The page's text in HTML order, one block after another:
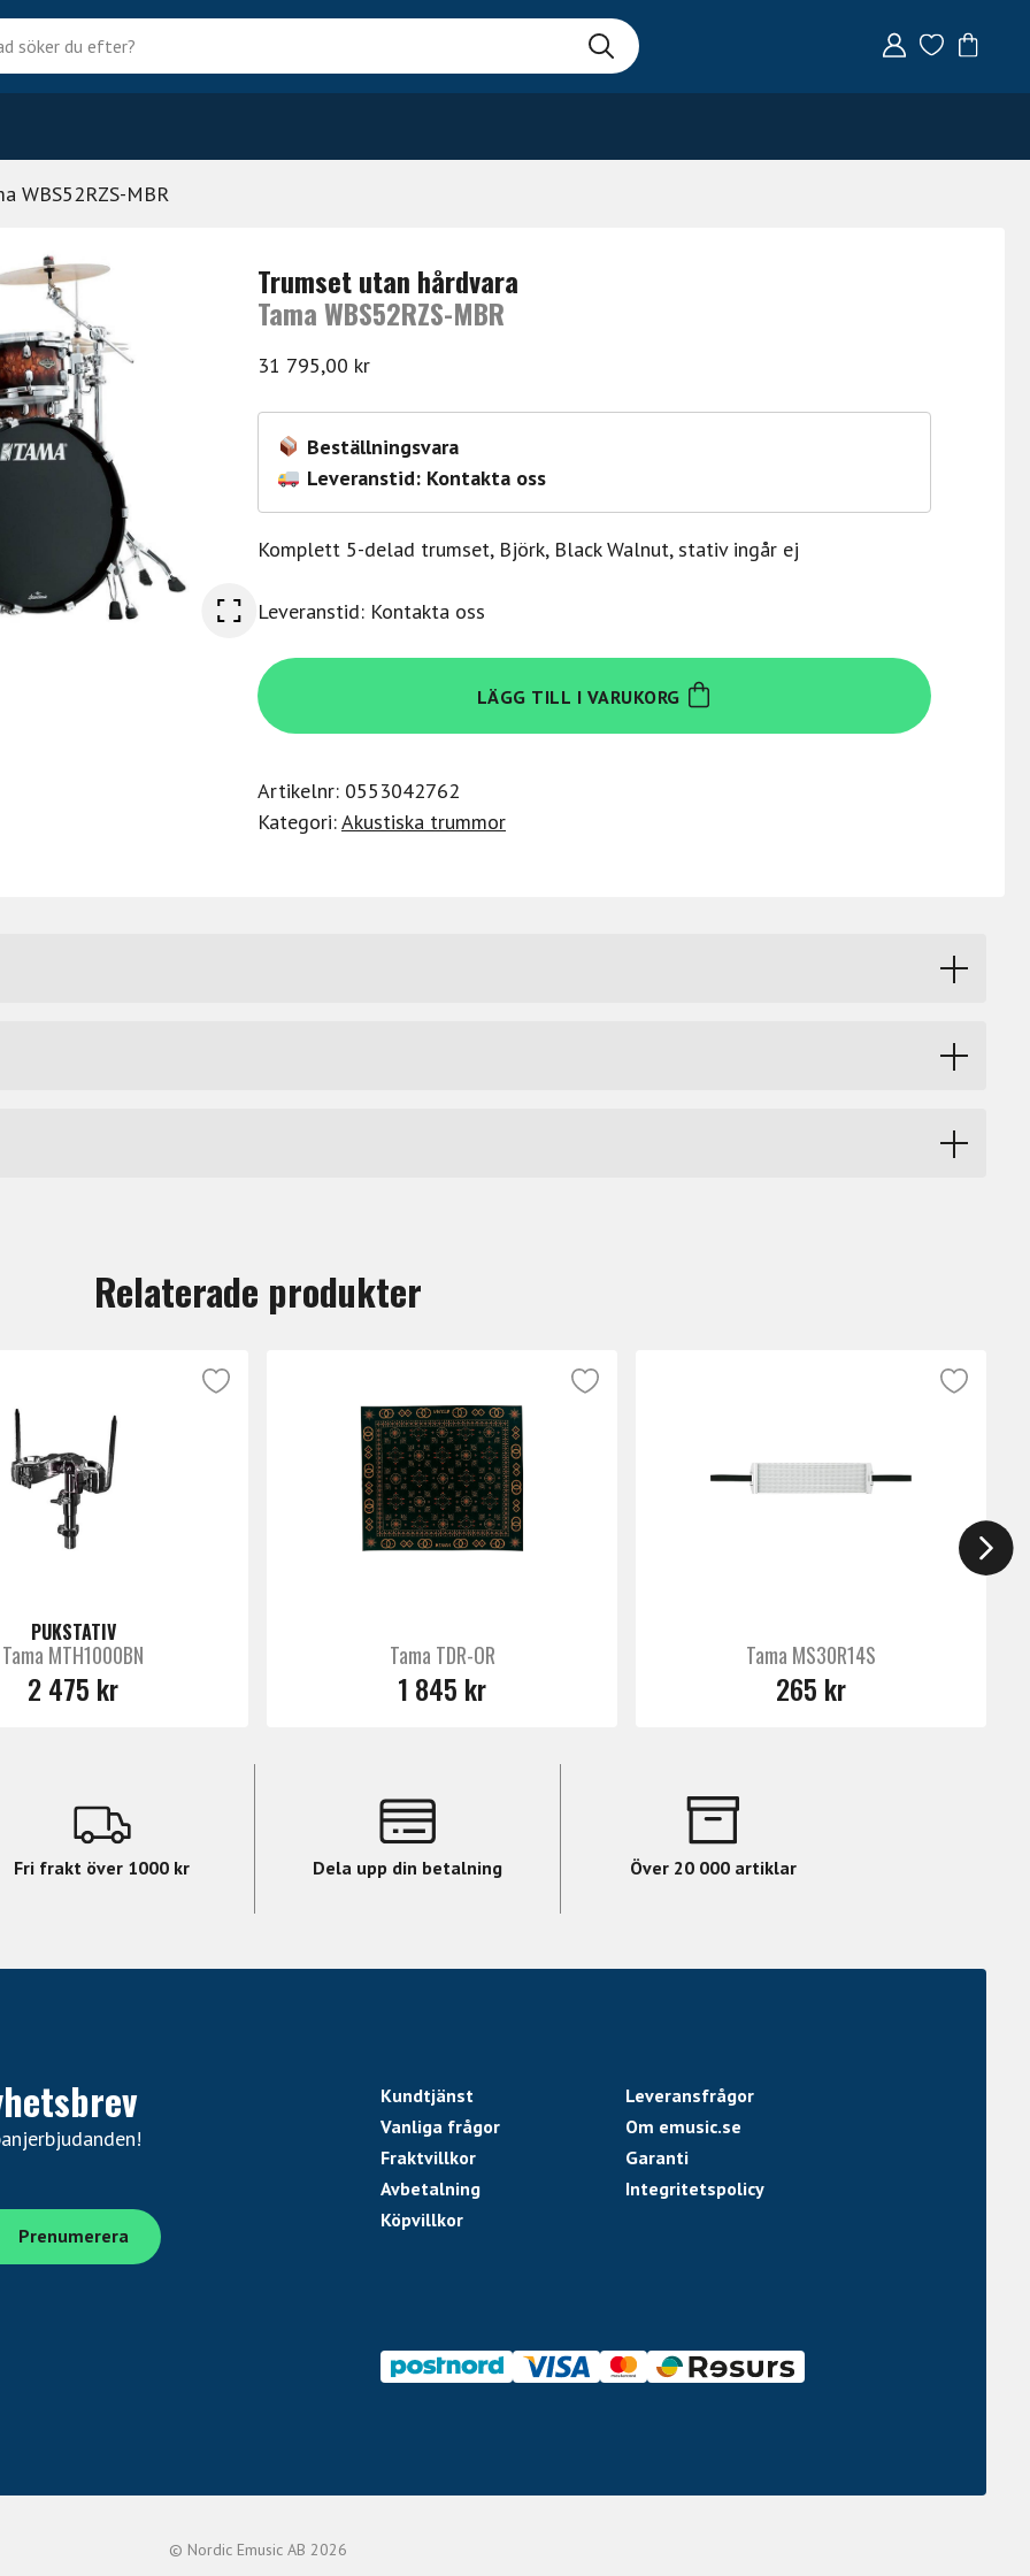
WBS52RZS-MBR
Trumset utan hårdvara
Tama WBS52RZS-MBR
31 795,00 kr
Beställningsvara
Leveranstid: Kontakta oss
Komplett 5-delad trumset, Björk, Black Walnut, stativ ingår ej
Leveranstid: Kontakta oss
Tama
WBS52RZS-
MBR
LÄGG TILL I VARUKORG
Artikelnr: 0553042762
Kategori:Akustiska trummor
12"x8" hängpukor samt 14"x12",16"x14" Golvpukor, inkl. 2 st x MC69 Single Tom Attachment.
gjutna stämsargar, Starcast med Quick-Lock Tom fästen för optimalt sound och handhavande.
Relaterade produkter
PUKSTATIV
Tama MTH1000BN
2 475 kr
Tama TDR-OR
1 845 kr
Tama MS30R14S
265 kr
Fri frakt över 1000 kr Dela upp din betalning Över 20 000 artiklar
Kundtjänst
Leveransfrågor
Vanliga frågor
Om emusic.se
Fraktvillkor
Garanti
Avbetalning
Integritetspolicy
Köpvillkor
© Nordic Emusic AB 2026